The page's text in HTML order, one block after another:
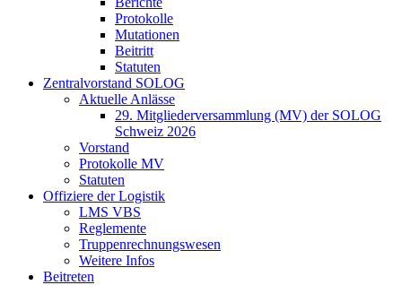
Protokolle
Mutationen
Beitritt
Statuten
Zentralvorstand SOLOG
Aktuelle Anlässe
29. Mitgliederversammlung (MV) der SOLOG
Schweiz 2026
Vorstand
Protokolle MV
Statuten
Offiziere der Logistik
LMS VBS
Reglemente
Truppenrechnungswesen
Weitere Infos
Beitreten